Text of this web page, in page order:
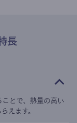
長
ことで、熱量の高い
えます。